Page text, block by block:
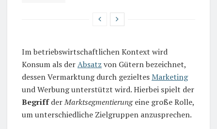
Im betriebswirtschaftlichen Kontext wird
Konsum als derAbsatz von Gütern bezeichnet,
dessen Vermarktung durch gezieltesMarketing
und Werbung unterstützt wird. Hierbei spielt der
BegriffderMarktsegmentierungeine große Rolle,
um unterschiedliche Zielgruppen anzusprechen.